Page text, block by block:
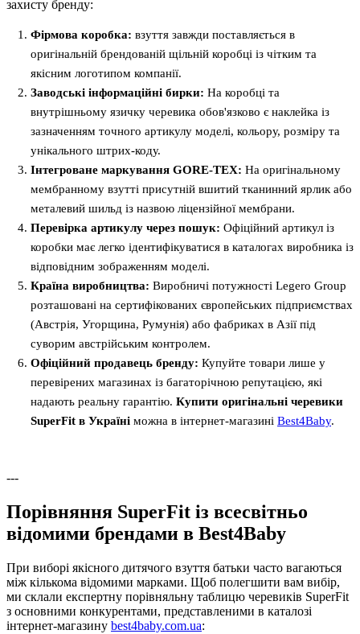
захисту бренду:
Фірмова коробка: взуття завжди поставляється в
оригінальній брендованій щільній коробці із чітким та
якісним логотипом компанії.
Заводські інформаційні бирки: На коробці та
внутрішньому язичку черевика обов'язково є наклейка із
зазначенням точного артикулу моделі, кольору, розміру та
унікального штрих-коду.
Інтегроване маркування GORE-TEX: На оригінальному
мембранному взутті присутній вшитий тканинний ярлик або
металевий шильд із назвою ліцензійної мембрани.
Перевірка артикулу через пошук: Офіційний артикул із
коробки має легко ідентифікуватися в каталогах виробника із
відповідним зображенням моделі.
Країна виробництва: Виробничі потужності Legero Group
розташовані на сертифікованих європейських підприємствах
(Австрія, Угорщина, Румунія) або фабриках в Азії під
суворим австрійським контролем.
Офіційний продавець бренду: Купуйте товари лише у
перевірених магазинах із багаторічною репутацією, які
надають реальну гарантію. Купити оригінальні черевики
SuperFit в Україні можна в інтернет-магазині Best4Baby.
---
Порівняння SuperFit із всесвітньо
відомими брендами в Best4Baby
При виборі якісного дитячого взуття батьки часто вагаються
між кількома відомими марками. Щоб полегшити вам вибір,
ми склали експертну порівняльну таблицю черевиків SuperFit
з основними конкурентами, представленими в каталозі
інтернет-магазину best4baby.com.ua: